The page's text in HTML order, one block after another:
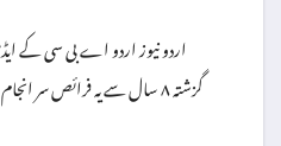
اردو نیوز اردو اے بی سی کے
گزشتہ ۸ سال سے یہ فرائص سر